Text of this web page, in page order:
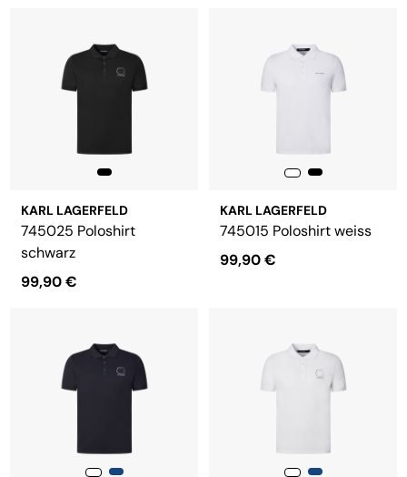
KARL LAGERFELD
745025 Poloshirt
schwarz
99,90 €
KARL LAGERFELD
745015 Poloshirt weiss
99,90 €